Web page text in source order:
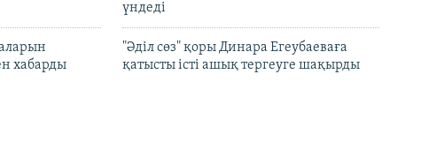
үндеді
хабарды
"Әділ сөз" қоры Динара Егеубаеваға
қатысты істі ашық тергеуге шақырды